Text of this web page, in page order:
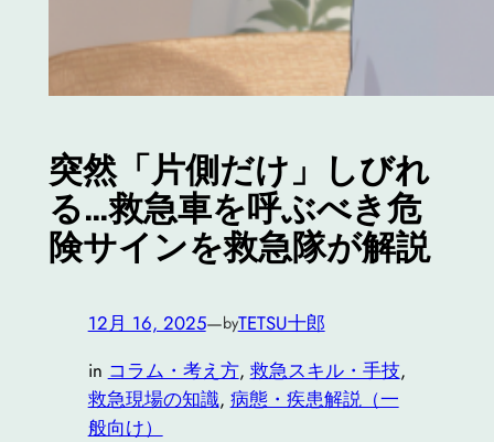
突然「片側だけ」しびれ
る…救急車を呼ぶべき危
険サインを救急隊が解説
12月 16, 2025—byTETSU十郎
in コラム・考え方, 救急スキル・手技
救急現場の知識, 病態・疾患解説（一
般向け）